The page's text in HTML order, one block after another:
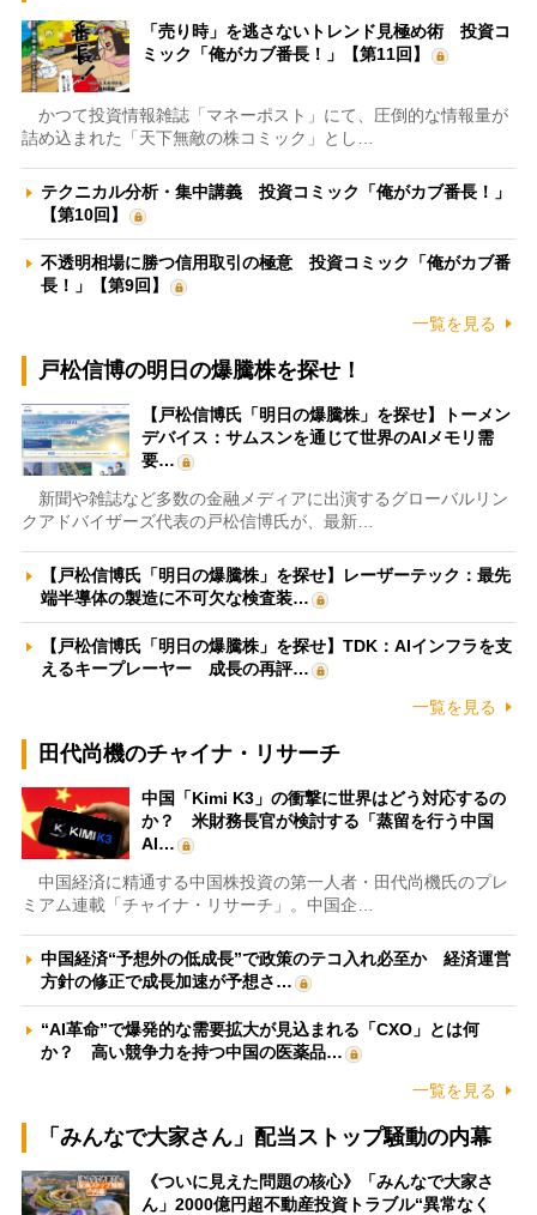
「売り時」を逃さないトレンド見極め術 投資コ
ミック「俺がカブ番長！」【第11回】
かつて投資情報雑誌「マネーポスト」にて、圧倒的な情報量が
詰め込まれた「天下無敵の株コミック」とし…
テクニカル分析・集中講義 投資コミック「俺がカブ番長！」
【第10回】
不透明相場に勝つ信用取引の極意 投資コミック「俺がカブ番
長！」【第9回】
一覧を見る
戸松信博の明日の爆騰株を探せ！
【戸松信博氏「明日の爆騰株」を探せ】トーメン
デバイス：サムスンを通じて世界のAIメモリ需
要…
新聞や雑誌など多数の金融メディアに出演するグローバルリン
クアドバイザーズ代表の戸松信博氏が、最新…
【戸松信博氏「明日の爆騰株」を探せ】レーザーテック：最先
端半導体の製造に不可欠な検査装…
【戸松信博氏「明日の爆騰株」を探せ】TDK：AIインフラを支
えるキープレーヤー 成長の再評…
一覧を見る
田代尚機のチャイナ・リサーチ
中国「Kimi K3」の衝撃に世界はどう対応するの
か？ 米財務長官が検討する「蒸留を行う中国
AI…
中国経済に精通する中国株投資の第一人者・田代尚機氏のプレ
ミアム連載「チャイナ・リサーチ」。中国企…
中国経済“予想外の低成長”で政策のテコ入れ必至か 経済運営
方針の修正で成長加速が予想さ…
“AI革命”で爆発的な需要拡大が見込まれる「CXO」とは何
か？ 高い競争力を持つ中国の医薬品…
一覧を見る
「みんなで大家さん」配当ストップ騒動の内幕
《ついに見えた問題の核心》「みんなで大家さ
ん」2000億円超不動産投資トラブル“異常なく